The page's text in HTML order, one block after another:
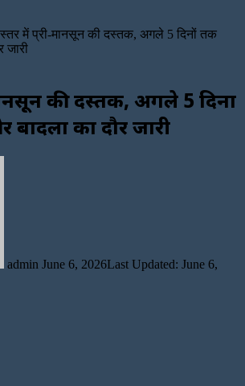
में प्री-मानसून की दस्तक, अगले 5 दिनों तक
जारी
की दस्तक, अगले 5 दिनों
का दौर जारी
admin June 6, 2026Last Updated: June 6,